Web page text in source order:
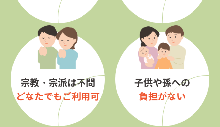
宗教・宗派は不問
どなたでもご利用可
子供や孫への
負担がない